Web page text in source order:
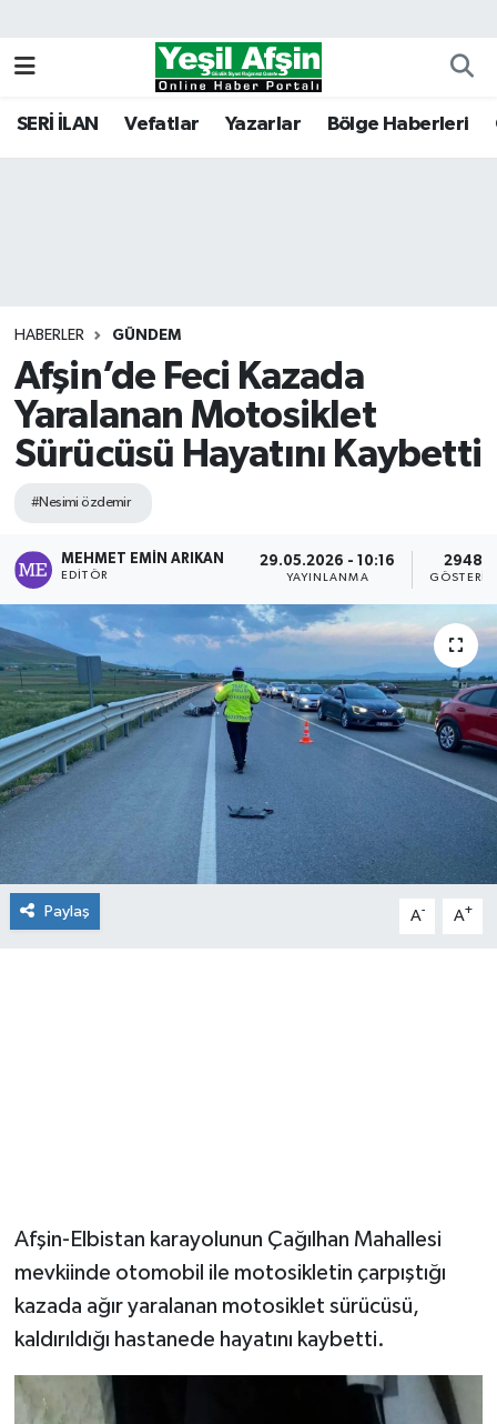
SERİ İLAN Vefatlar Yazarlar Bölge Haberleri
HABERLER GÜNDEM
Afşin’de Feci Kazada
Yaralanan Motosiklet
Sürücüsü Hayatını Kaybetti
#Nesimi özdemir
MEHMET EMIN ARIKAN
EDITÖR
29.05.2026 - 10:16
YAYINLANMA
2948
GÖSTERIM
Paylaş A- A+
Afşin-Elbistan karayolunun Çağılhan Mahallesi
mevkiinde otomobil ile motosikletin çarpıştığı
kazada ağır yaralanan motosiklet sürücüsü,
kaldırıldığı hastanede hayatını kaybetti.
Kahramanmaraş Nöbetçi Eczaneler
Tüm Manşetler
Son Dakika Haberleri